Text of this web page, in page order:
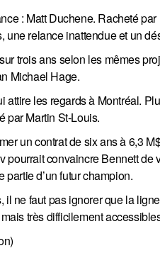
: Matt Duchene. Racheté
relance inattendue et un
trois ans selon les mêmes
Michael Hage.
attire les regards à Montréal.
par Martin St-Louis.
un contrat de six ans à 6,3
pourrait convaincre Bennett
d’un futur champion.
il ne faut pas ignorer que la
très difficilement